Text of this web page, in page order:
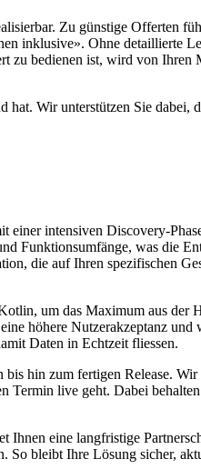
Zu günstige Offerten
inklusive». Ohne detaillierte
zu bedienen ist, wird von Ihren
hat. Wir unterstützen Sie dabei,
intensiven Discovery-
Funktionsumfänge, was die
die auf Ihren spezifischen
um das Maximum aus der
höhere Nutzerakzeptanz und
Daten in Echtzeit fliessen.
hin zum fertigen Release. Wir
Termin live geht. Dabei
eine langfristige
So bleibt Ihre Lösung sicher,